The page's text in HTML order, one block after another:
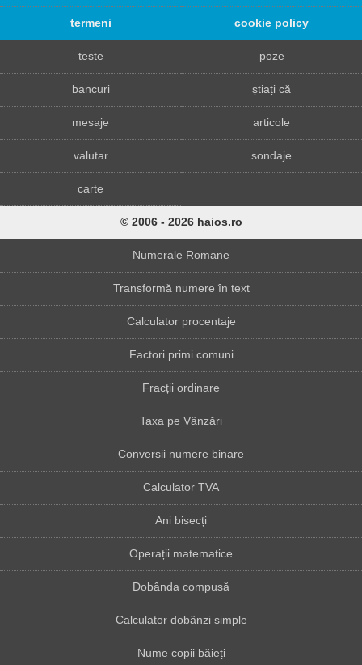
termeni cookie policy
teste poze
bancuri știați că
mesaje articole
valutar sondaje
carte
© 2006 - 2026 haios.ro
Numerale Romane
Transformă numere în text
Calculator procentaje
Factori primi comuni
Fracții ordinare
Taxa pe Vânzări
Conversii numere binare
Calculator TVA
Ani bisecți
Operații matematice
Dobânda compusă
Calculator dobânzi simple
Nume copii băieți